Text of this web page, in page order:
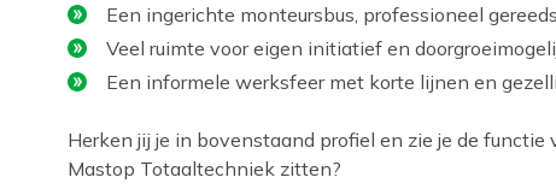
Een ingerichte monteursbus, professioneel
Veel ruimte voor eigen initiatief en
Een informele werksfeer met korte lijnen en
Herken jij je in bovenstaand profiel en zie je de functie
Mastop Totaaltechniek zitten?